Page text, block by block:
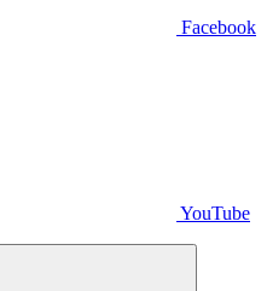
Facebook
YouTube